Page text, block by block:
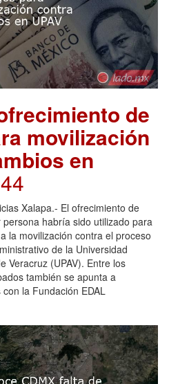
de
movilización
en
Xalapa.- El ofrecimiento de
habría sido utilizado para
la movilización contra el proceso
de la Universidad
Veracruz (UPAV). Entre los
también se apunta a
la Fundación EDAL